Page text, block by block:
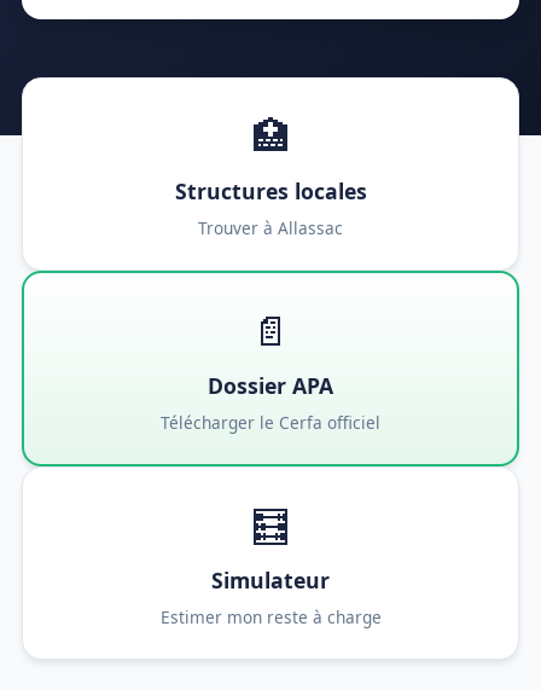
🏥
Structures locales
Trouver à Allassac
📄
Dossier APA
Télécharger le Cerfa officiel
🧮
Simulateur
Estimer mon reste à charge